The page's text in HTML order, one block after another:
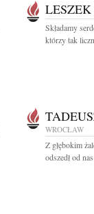
Składamy
którzy tak
WROCŁAW
Z głębokim
odszedł od